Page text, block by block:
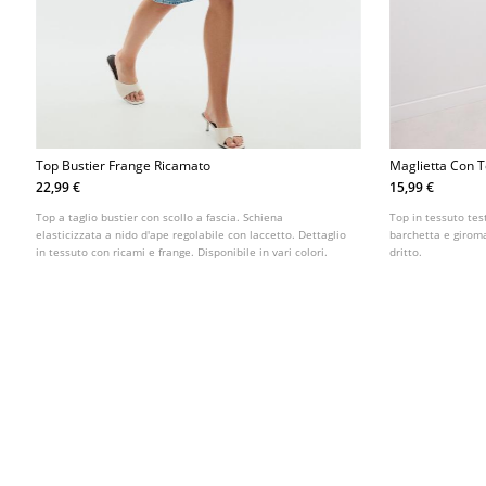
Top Bustier Frange Ricamato
22,99 €
Top a taglio bustier con scollo a fascia. Schiena
elasticizzata a nido d'ape regolabile con laccetto. Dettaglio
in tessuto con ricami e frange. Disponibile in vari colori.
Maglietta Con
15,99 €
Top in tessuto
barchetta e
dritto.